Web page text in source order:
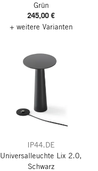
Grün
245,00 €
+ weitere Varianten
IP44.DE
Universalleuchte Lix 2.0,
Schwarz